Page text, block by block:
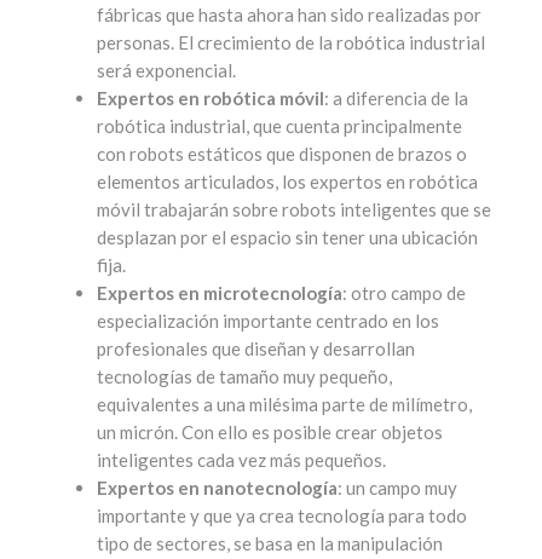
fábricas que hasta ahora han sido realizadas por
personas. El crecimiento de la robótica industrial
será exponencial.
Expertos en robótica móvil: a diferencia de la
robótica industrial, que cuenta principalmente
con robots estáticos que disponen de brazos o
elementos articulados, los expertos en robótica
móvil trabajarán sobre robots inteligentes que se
desplazan por el espacio sin tener una ubicación
fija.
Expertos en microtecnología: otro campo de
especialización importante centrado en los
profesionales que diseñan y desarrollan
tecnologías de tamaño muy pequeño,
equivalentes a una milésima parte de milímetro,
un micrón. Con ello es posible crear objetos
inteligentes cada vez más pequeños.
Expertos en nanotecnología: un campo muy
importante y que ya crea tecnología para todo
tipo de sectores, se basa en la manipulación